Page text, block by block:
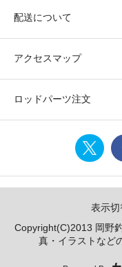
配送について
アクセスマップ
ロッドパーツ注文
表示切
Copyright(C)2013 岡野
真・イラストなど